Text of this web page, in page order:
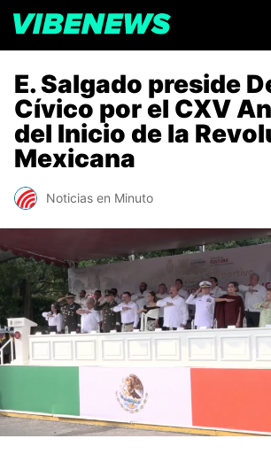
E. Salgado preside
Cívico por el CXV
del Inicio de la
Mexicana
Noticias en Minuto